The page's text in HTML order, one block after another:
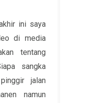
ini saya
di media
tentang
sangka
jalan
namun